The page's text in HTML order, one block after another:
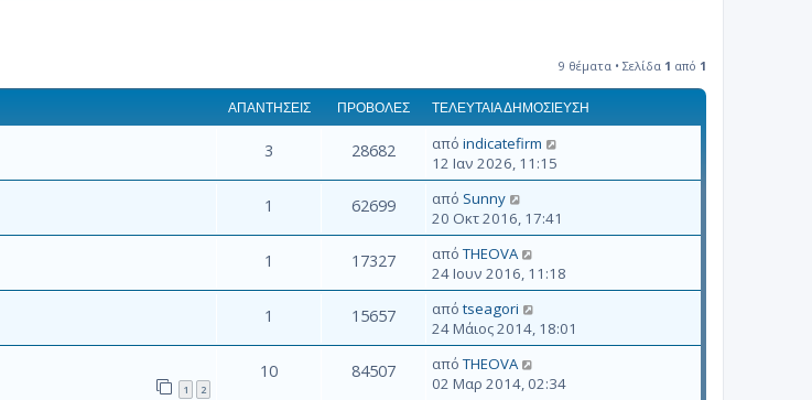
9 θέματα • Σελίδα 1 από 1
ΑΠΑΝΤΉΣΕΙΣ ΠΡΟΒΟΛΈΣ ΤΕΛΕΥΤΑΊΑ ΔΗΜΟΣΊΕΥΣΗ
3 28682 από indicatefirm
12 Ιαν 2026, 11:15
1 62699 από Sunny
20 Οκτ 2016, 17:41
1 17327 από THEOVA
24 Ιουν 2016, 11:18
1 15657 από tseagori
24 Μάιος 2014, 18:01
1 2
10 84507 από THEOVA
02 Μαρ 2014, 02:34